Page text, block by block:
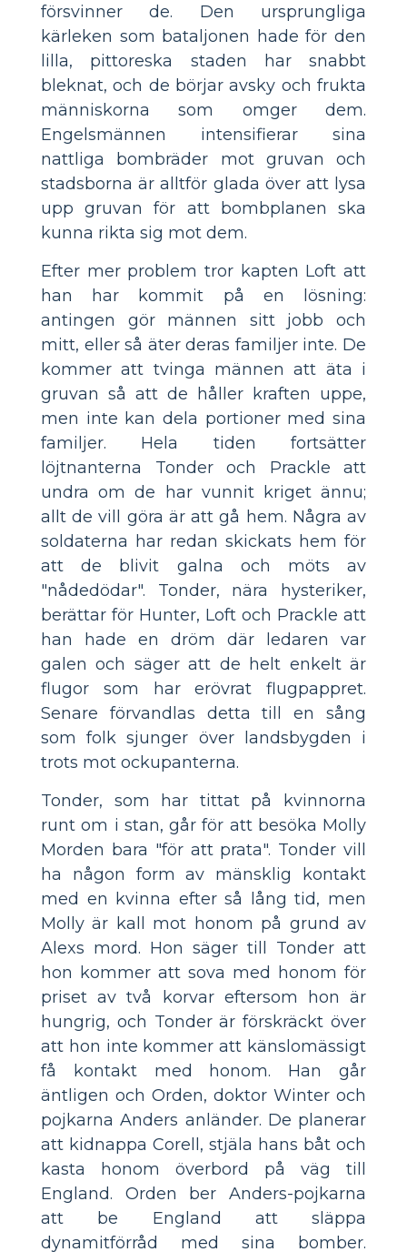
försvinner de. Den ursprungliga
kärleken som bataljonen hade för den
lilla, pittoreska staden har snabbt
bleknat, och de börjar avsky och frukta
människorna som omger dem.
Engelsmännen intensifierar sina
nattliga bombräder mot gruvan och
stadsborna är alltför glada över att lysa
upp gruvan för att bombplanen ska
kunna rikta sig mot dem.
Efter mer problem tror kapten Loft att
han har kommit på en lösning:
antingen gör männen sitt jobb och
mitt, eller så äter deras familjer inte. De
kommer att tvinga männen att äta i
gruvan så att de håller kraften uppe,
men inte kan dela portioner med sina
familjer. Hela tiden fortsätter
löjtnanterna Tonder och Prackle att
undra om de har vunnit kriget ännu;
allt de vill göra är att gå hem. Några av
soldaterna har redan skickats hem för
att de blivit galna och möts av
"nådedödar". Tonder, nära hysteriker,
berättar för Hunter, Loft och Prackle att
han hade en dröm där ledaren var
galen och säger att de helt enkelt är
flugor som har erövrat flugpappret.
Senare förvandlas detta till en sång
som folk sjunger över landsbygden i
trots mot ockupanterna.
Tonder, som har tittat på kvinnorna
runt om i stan, går för att besöka Molly
Morden bara "för att prata". Tonder vill
ha någon form av mänsklig kontakt
med en kvinna efter så lång tid, men
Molly är kall mot honom på grund av
Alexs mord. Hon säger till Tonder att
hon kommer att sova med honom för
priset av två korvar eftersom hon är
hungrig, och Tonder är förskräckt över
att hon inte kommer att känslomässigt
få kontakt med honom. Han går
äntligen och Orden, doktor Winter och
pojkarna Anders anländer. De planerar
att kidnappa Corell, stjäla hans båt och
kasta honom överbord på väg till
England. Orden ber Anders-pojkarna
att be England att släppa
dynamitförråd med sina bomber.